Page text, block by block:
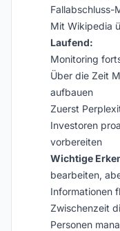
Fallabschluss-
Mit Wikipedia
Laufend:
Monitoring
Über die Zeit
aufbauen
Zuerst
Investoren
vorbereiten
Wichtige
bearbeiten,
Informationen
Zwischenzeit
Personen